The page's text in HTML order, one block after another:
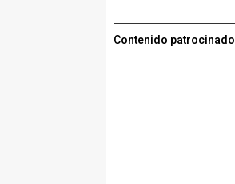
Contenido patrocinado